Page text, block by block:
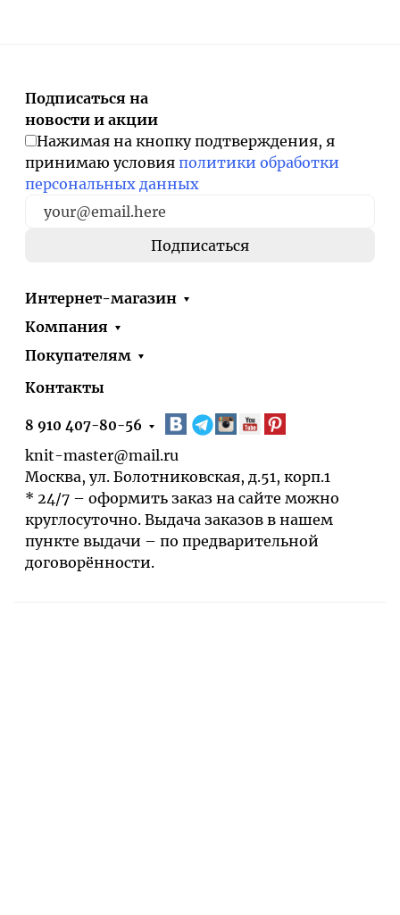
Подписаться на
новости и акции
Нажимая на кнопку подтверждения, я
принимаю условия политики обработки
персональных данных
Интернет-магазин
Компания
Покупателям
Контакты
8 910 407-80-56
knit-master@mail.ru
Москва, ул. Болотниковская, д.51, корп.1
* 24/7 – оформить заказ на сайте можно
круглосуточно. Выдача заказов в нашем
пункте выдачи – по предварительной
договорённости.